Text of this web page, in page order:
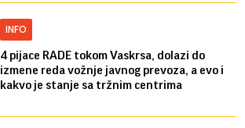
INFO
4 pijace RADE tokom Vaskrsa, dolazi do
izmene reda vožnje javnog prevoza, a evo i
kakvo je stanje sa tržnim centrima